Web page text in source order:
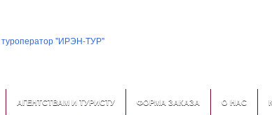
АГЕНТСТВАМ И ТУРИСТУ ФОРМА ЗАКАЗА О НАС